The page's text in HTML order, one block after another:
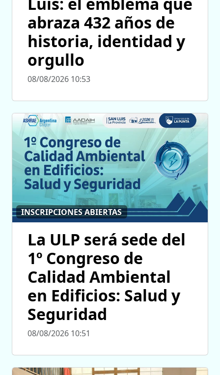
abraza 432 años de
historia, identidad y
orgullo
08/08/2026 10:53
INSCRIPCIONES ABIERTAS
La ULP será sede del
1º Congreso de
Calidad Ambiental
en Edificios: Salud y
Seguridad
08/08/2026 10:51